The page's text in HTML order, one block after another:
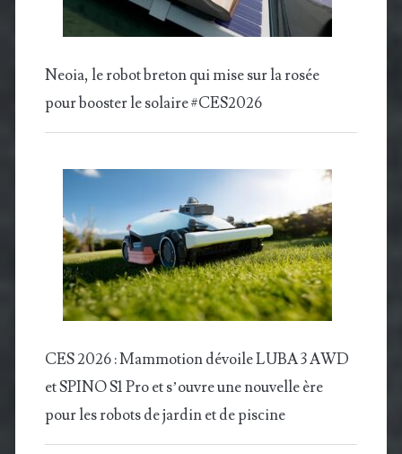
Neoia, le robot breton qui mise sur la rosée
pour booster le solaire #CES2026
CES 2026 : Mammotion dévoile LUBA 3 AWD
et SPINO S1 Pro et s’ouvre une nouvelle ère
pour les robots de jardin et de piscine